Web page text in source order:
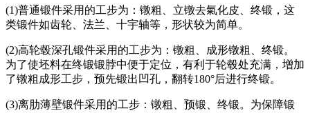
(1)普通锻件采用的工步为：镦粗、立镦去氣化皮、终锻，这
类锻件如齿轮、法兰、十宇轴等，形状较为简单。
(2)高轮毂深孔锻件采用的工步为：镦粗、成形镦粗、终锻。
为了使坯料在终锻锻脖中便于定位，有利于轮毂处充满，增加
了镦粗成形工步，预先锻出凹孔，翻转180°后进行终锻。
(3)离肋薄壁锻件采用的工步：镦粗、预锻、终锻。为保障锻